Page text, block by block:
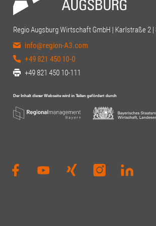
Regio Augsburg Wirtschaft GmbH | Karlstraße 2
info@region-A3.com
+49 821 450 10-0
+49 821 450 10-111